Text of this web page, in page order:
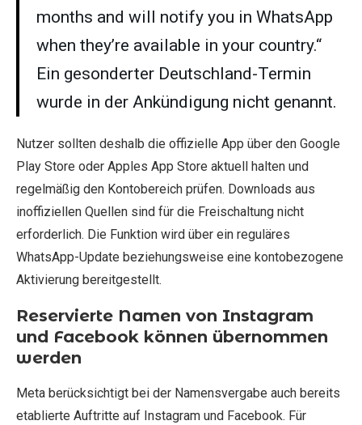
months and will notify you in WhatsApp
when they’re available in your country.“
Ein gesonderter Deutschland-Termin
wurde in der Ankündigung nicht genannt.
Nutzer sollten deshalb die offizielle App über den Google
Play Store oder Apples App Store aktuell halten und
regelmäßig den Kontobereich prüfen. Downloads aus
inoffiziellen Quellen sind für die Freischaltung nicht
erforderlich. Die Funktion wird über ein reguläres
WhatsApp-Update beziehungsweise eine kontobezogene
Aktivierung bereitgestellt.
Reservierte Namen von Instagram
und Facebook können übernommen
werden
Meta berücksichtigt bei der Namensvergabe auch bereits
etablierte Auftritte auf Instagram und Facebook. Für